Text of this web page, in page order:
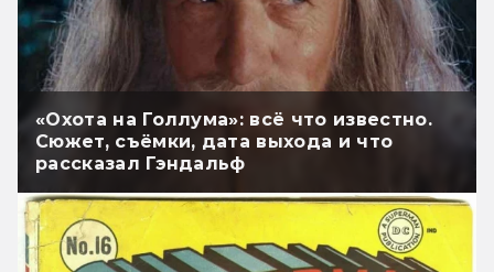
«Охота на Голлума»: всё что известно.
Сюжет, съёмки, дата выхода и что
рассказал Гэндальф